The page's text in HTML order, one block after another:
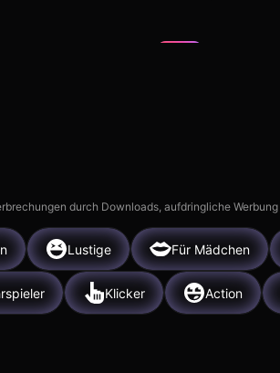
durch Downloads, aufdringliche
Lustige Für Mädchen
Klicker Action